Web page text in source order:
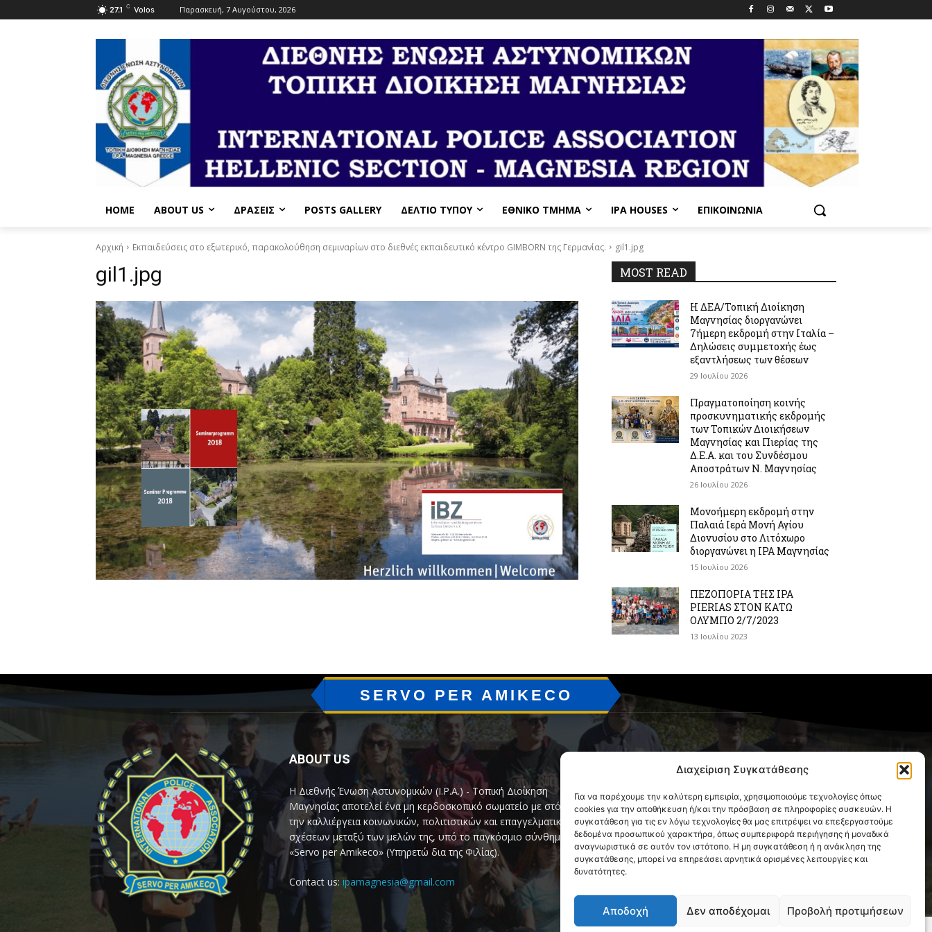
Διαχείριση Συγκατάθεσης
Για να παρέχουμε την καλύτερη εμπειρία, χρησιμοποιούμε τεχνολογίες όπως
cookies για την αποθήκευση ή/και την πρόσβαση σε πληροφορίες συσκευών. Η
συγκατάθεση για τις εν λόγω τεχνολογίες θα μας επιτρέψει να επεξεργαστούμε
δεδομένα προσωπικού χαρακτήρα, όπως συμπεριφορά περιήγησης ή μοναδικά
αναγνωριστικά σε αυτόν τον ιστότοπο. Η μη συγκατάθεση ή η ανάκληση της
συγκατάθεσης, μπορεί να επηρεάσει αρνητικά ορισμένες λειτουργίες και
δυνατότητες.
Αποδοχή Δεν αποδέχομαι Προβολή προτιμήσεων
27.1 C Volos Παρασκευή, 7 Αυγούστου, 2026
HOME ABOUT US ΔΡΆΣΕΙΣ POSTS GALLERY ΔΕΛΤΙΟ ΤΥΠΟΥ ΕΘΝΙΚΌ ΤΜΉΜΑ IPA HOUSES ΕΠΙΚΟΙΝΩΝΊΑ
Αρχική Εκπαιδεύσεις στο εξωτερικό, παρακολούθηση σεμιναρίων στο διεθνές εκπαιδευτικό κέντρο GIMBORN της Γερμανίας. gil1.jpg
gil1.jpg MOST READ
Η ΔΕΑ/Τοπική Διοίκηση
Μαγνησίας διοργανώνει
7ήμερη εκδρομή στην Ιταλία –
Δηλώσεις συμμετοχής έως
εξαντλήσεως των θέσεων
29 Ιουλίου 2026
Πραγματοποίηση κοινής
προσκυνηματικής εκδρομής
των Τοπικών Διοικήσεων
Μαγνησίας και Πιερίας της
Δ.Ε.Α. και του Συνδέσμου
Αποστράτων Ν. Μαγνησίας
26 Ιουλίου 2026
Μονοήμερη εκδρομή στην
Παλαιά Ιερά Μονή Αγίου
Διονυσίου στο Λιτόχωρο
διοργανώνει η IPA Μαγνησίας
15 Ιουλίου 2026
ΠΕΖΟΠΟΡΙΑ ΤΗΣ IPA
PIERIAS ΣΤΟΝ ΚΑΤΩ
ΟΛΥΜΠΟ 2/7/2023
13 Ιουλίου 2023
SERVO PER AMIKECO
ABOUT US
Η Διεθνής Ένωση Αστυνομικών (I.P.A.) - Τοπική Διοίκηση
Μαγνησίας αποτελεί ένα μη κερδοσκοπικό σωματείο με στόχο
την καλλιέργεια κοινωνικών, πολιτιστικών και επαγγελματικών
σχέσεων μεταξύ των μελών της, υπό το παγκόσμιο σύνθημα
«Servo per Amikeco» (Υπηρετώ δια της Φιλίας).
Contact us: ipamagnesia@gmail.com